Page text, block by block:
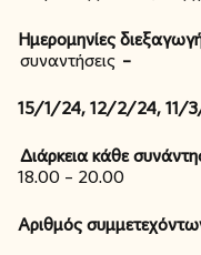
Ημερομηνίες
συναντήσεις –
15/1/24, 12/2/24, 11/
Διάρκεια κάθε
18.00 – 20.00
Αριθμός